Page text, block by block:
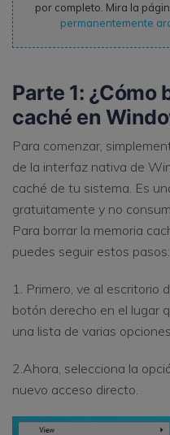
por completo. Mira la
permanentemente
Parte 1: ¿Cómo
caché en
Para comenzar,
de la interfaz nativa de
caché de tu sistema. Es
gratuitamente y no
Para borrar la memoria
puedes seguir estos pasos:
1. Primero, ve al escritorio
botón derecho en el lugar
una lista de varias opciones.
2.Ahora, selecciona la
nuevo acceso directo.